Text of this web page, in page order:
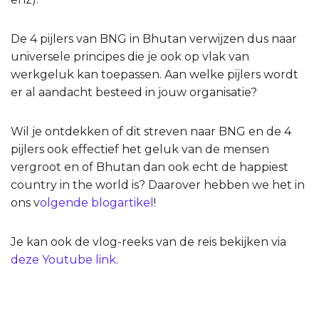
De 4 pijlers van BNG in Bhutan verwijzen dus naar
universele principes die je ook op vlak van
werkgeluk kan toepassen. Aan welke pijlers wordt
er al aandacht besteed in jouw organisatie?
Wil je ontdekken of dit streven naar BNG en de 4
pijlers ook effectief het geluk van de mensen
vergroot en of Bhutan dan ook echt de happiest
country in the world is? Daarover hebben we het in
ons volgende blogartikel !
Je kan ook de vlog-reeks van de reis bekijken via
deze Youtube link.